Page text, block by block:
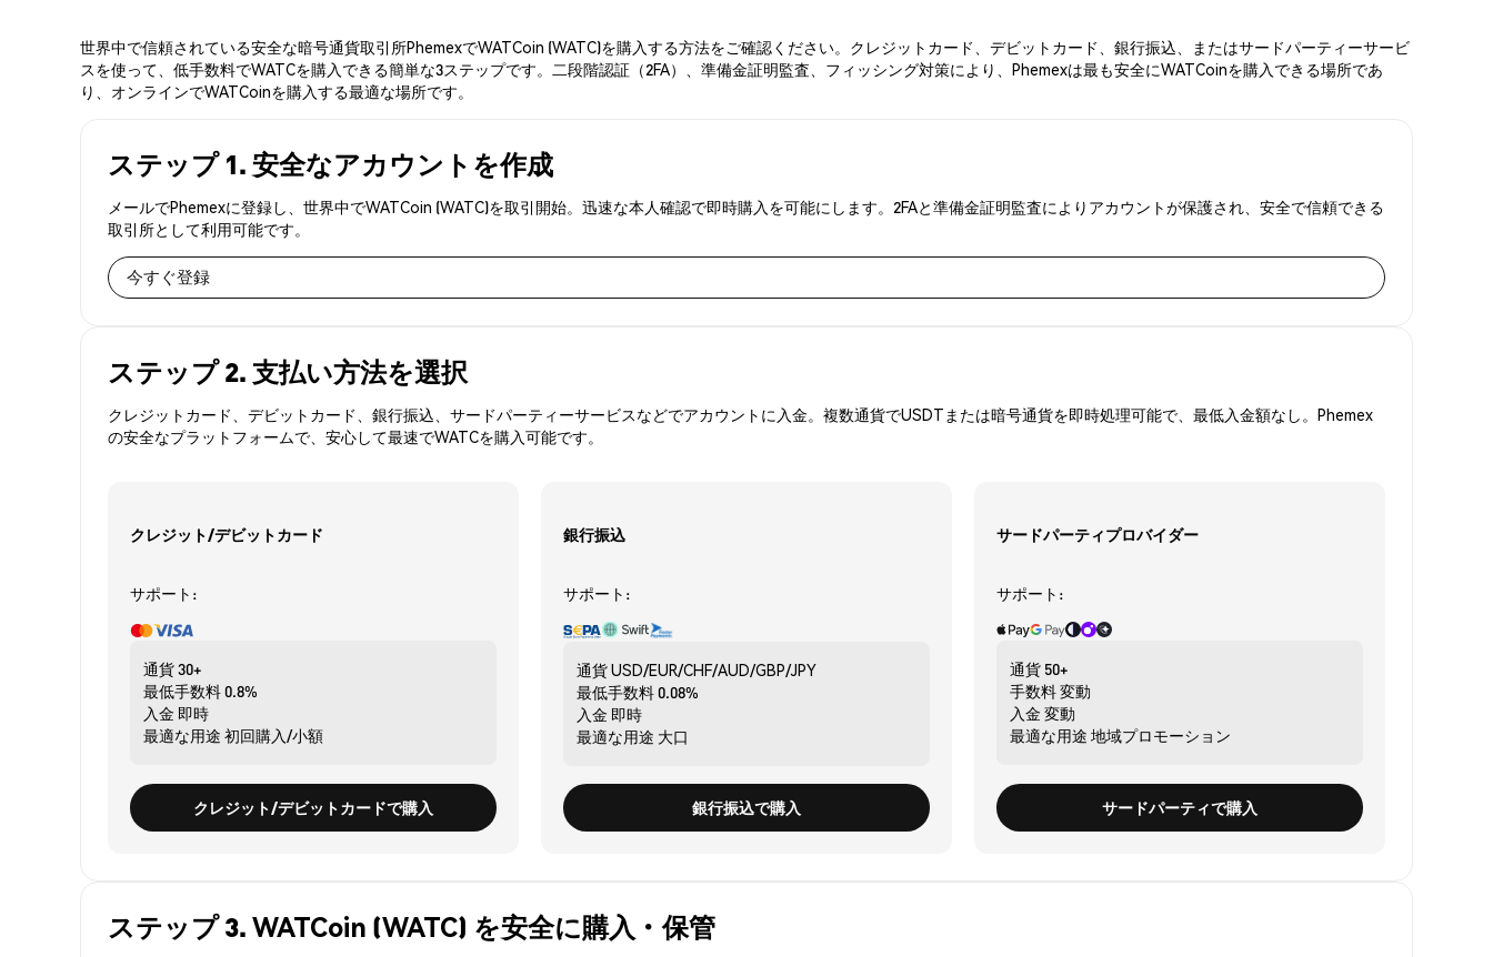
世界中で信頼されている安全な暗号通貨取引所PhemexでWATCoin (WATC)を購入する方法をご確認ください。クレジットカード、デビットカード、銀行振込、またはサードパーティーサービ
スを使って、低手数料でWATCを購入できる簡単な3ステップです。二段階認証（2FA）、準備金証明監査、フィッシング対策により、Phemexは最も安全にWATCoinを購入できる場所であ
り、オンラインでWATCoinを購入する最適な場所です。
ステップ 1. 安全なアカウントを作成
メールでPhemexに登録し、世界中でWATCoin (WATC)を取引開始。迅速な本人確認で即時購入を可能にします。2FAと準備金証明監査によりアカウントが保護され、安全で信頼できる
取引所として利用可能です。
今すぐ登録
ステップ 2. 支払い方法を選択
クレジットカード、デビットカード、銀行振込、サードパーティーサービスなどでアカウントに入金。複数通貨でUSDTまたは暗号通貨を即時処理可能で、最低入金額なし。Phemex
の安全なプラットフォームで、安心して最速でWATCを購入可能です。
クレジット/デビットカード
サポート:
通貨30+
最低手数料0.8%
入金 即時
最適な用途 初回購入/小額
クレジット/デビットカードで購入
銀行振込
サポート:
通貨USD/EUR/CHF/AUD/GBP/JPY
最低手数料0.08%
入金 即時
最適な用途 大口
銀行振込で購入
サードパーティプロバイダー
サポート:
通貨 50+
手数料変動
入金 変動
最適な用途 地域プロモーション
サードパーティで購入
ステップ 3. WATCoin (WATC) を安全に購入・保管